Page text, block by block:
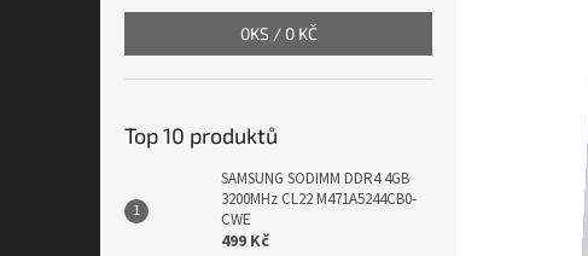
0KS / 0 KČ
Top 10 produktů
SAMSUNG SODIMM DDR4 4GB
3200MHz CL22 M471A5244CB0-
CWE
499 Kč